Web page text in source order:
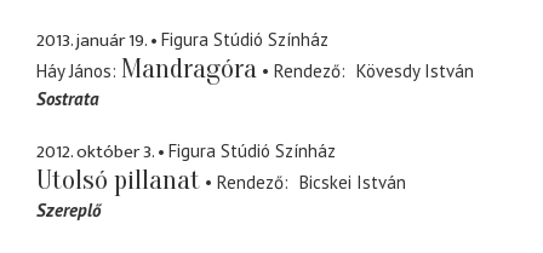
2013. január 19.
Figura Stúdió Színház
Háy János Mandragóra Rendező
Kövesdy István
Sostrata
2012. október 3. Figura Stúdió Színház
Utolsó pillanat Rendező
Bicskei István
Szereplő